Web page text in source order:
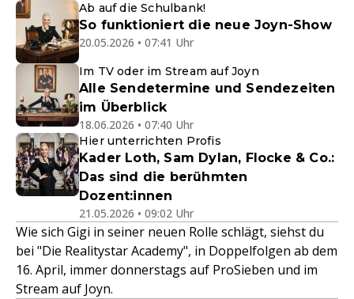
Ab auf die Schulbank!
So funktioniert die neue Joyn-Show
20.05.2026 • 07:41 Uhr
Im TV oder im Stream auf Joyn
Alle Sendetermine und Sendezeiten
im Überblick
18.06.2026 • 07:40 Uhr
Hier unterrichten Profis
Kader Loth, Sam Dylan, Flocke & Co.:
Das sind die berühmten
Dozent:innen
21.05.2026 • 09:02 Uhr
Wie sich Gigi in seiner neuen Rolle schlägt, siehst du
bei "Die Realitystar Academy", in Doppelfolgen ab dem
16. April, immer donnerstags auf ProSieben und im
Stream auf Joyn.